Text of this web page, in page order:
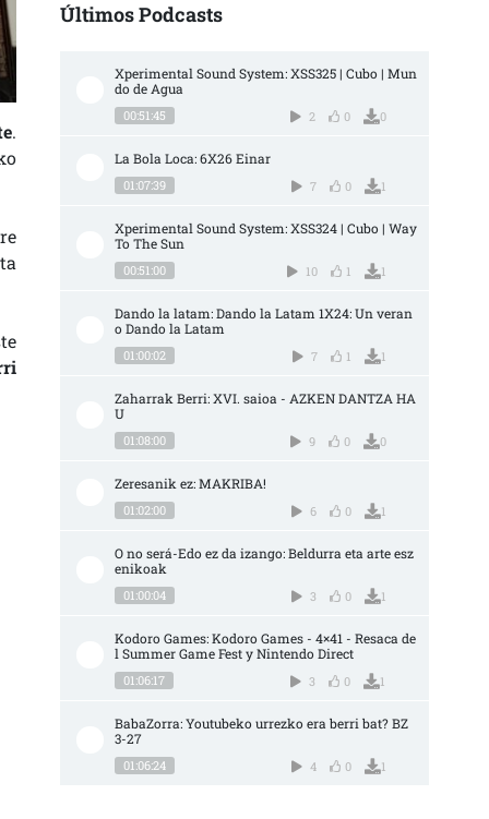
.
Últimos Podcasts
Xperimental Sound System: XSS325 | Cubo | Mun
do de Agua
00:51:45 2 0 0
La Bola Loca: 6X26 Einar
01:07:39 7 0 1
Xperimental Sound System: XSS324 | Cubo | Way
To The Sun
00:51:00 10 1 1
Dando la latam: Dando la Latam 1X24: Un veran
o Dando la Latam
01:00:02 7 1 1
Zaharrak Berri: XVI. saioa - AZKEN DANTZA HA
U
01:08:00 9 0 0
Zeresanik ez: MAKRIBA!
01:02:00 6 0 1
O no será-Edo ez da izango: Beldurra eta arte esz
enikoak
01:00:04 3 0 1
Kodoro Games: Kodoro Games - 4×41 - Resaca de
l Summer Game Fest y Nintendo Direct
01:06:17 3 0 1
BabaZorra: Youtubeko urrezko era berri bat? BZ
3-27
01:06:24 4 0 1